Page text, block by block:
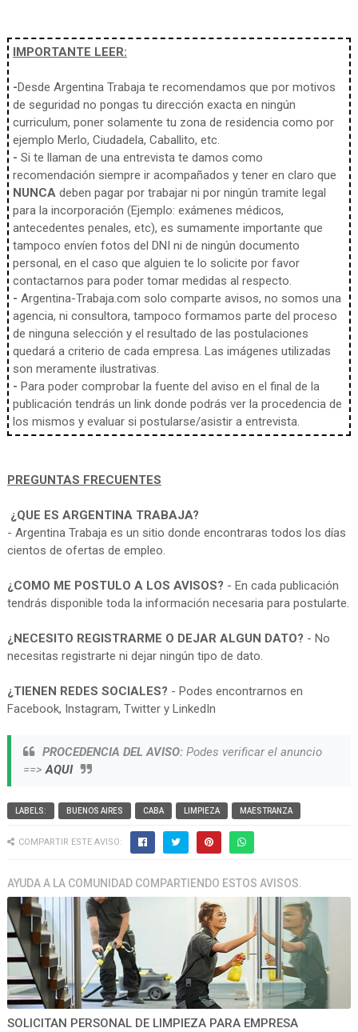
IMPORTANTE LEER:
-Desde Argentina Trabaja te recomendamos que por motivos
de seguridad no pongas tu dirección exacta en ningún
curriculum, poner solamente tu zona de residencia como por
ejemplo Merlo, Ciudadela, Caballito, etc.
- Si te llaman de una entrevista te damos como
recomendación siempre ir acompañados y tener en claro que
NUNCAdeben pagar por trabajar ni por ningún tramite legal
para la incorporación (Ejemplo: exámenes médicos,
antecedentes penales, etc), es sumamente importante que
tampoco envíen fotos del DNI ni de ningún documento
personal, en el caso que alguien te lo solicite por favor
contactarnos para poder tomar medidas al respecto.
- Argentina-Trabaja.com solo comparte avisos, no somos una
agencia, ni consultora, tampoco formamos parte del proceso
de ninguna selección y el resultado de las postulaciones
quedará a criterio de cada empresa. Las imágenes utilizadas
son meramente ilustrativas.
- Para poder comprobar la fuente del aviso en el final de la
publicación tendrás un link donde podrás ver la procedencia de
los mismos y evaluar si postularse/asistir a entrevista.
PREGUNTAS FRECUENTES
¿QUE ES ARGENTINA TRABAJA?
- Argentina Trabaja es un sitio donde encontraras todos los días
cientos de ofertas de empleo.
¿COMO ME POSTULO A LOS AVISOS? - En cada publicación
tendrás disponible toda la información necesaria para postularte.
¿NECESITO REGISTRARME O DEJAR ALGUN DATO? - No
necesitas registrarte ni dejar ningún tipo de dato.
¿TIENEN REDES SOCIALES? - Podes encontrarnos en
Facebook, Instagram, Twitter y LinkedIn
PROCEDENCIA DEL AVISO:Podes verificar el anuncio
==>AQUI
LABELS: BUENOS AIRES CABA LIMPIEZA MAESTRANZA
COMPARTIR ESTE AVISO:
AYUDA A LA COMUNIDAD COMPARTIENDO ESTOS AVISOS.
SOLICITAN PERSONAL DE LIMPIEZA PARA EMPRESA